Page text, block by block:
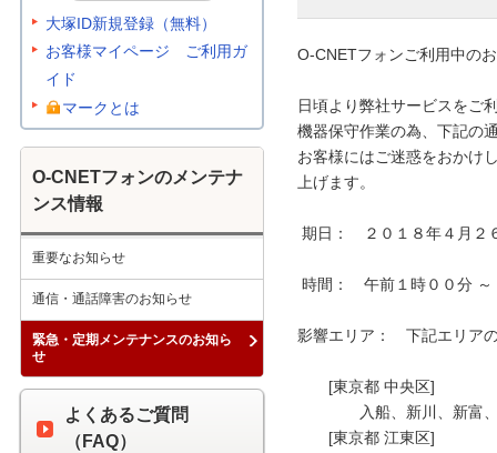
O-CNETフォンご利用中の
日頃より弊社サービスをご
機器保守作業の為、下記の
お客様にはご迷惑をおかけ
上げます。
影響エリア：　下記エリ
[東京都 中央区]
入船、新川、新富、
[東京都 江東区]
大塚ID新規登録（無料）
お客様マイページ ご利用ガ
イド
マークとは
O-CNETフォンのメンテナ
ンス情報
重要なお知らせ
通信・通話障害のお知らせ
緊急・定期メンテナンスのお知ら
せ
よくあるご質問
（FAQ）